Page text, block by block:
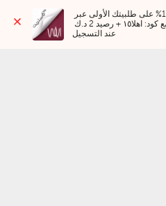
عند التسجيل